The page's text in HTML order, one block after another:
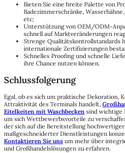
Bieten Sie eine breite Palette von
Badezimmerschränke,
etc;
Unterstützung von OEM/ODM-
schnell auf Marktveränderungen
Strenge Qualitätskontrollstandards
internationale Zertifizierungen
Schnelles Proofing und schnelle
ihre Chance nutzen können.
Schlussfolgerung
Egal, ob es sich um praktische Dekoration,
Attraktivität des Terminals handelt,
Eitelkeiten mit Waschbecken sind wichtige
um sich Wettbewerbsvorteile zu
der sich auf die Bereitstellung
maßgeschneiderter Dienstleistungen
Kontaktieren Sie uns um mehr über
und Großhandelslösungen zu erfahren.